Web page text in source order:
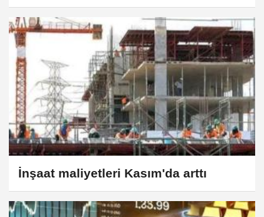
İnşaat maliyetleri Kasım'da arttı